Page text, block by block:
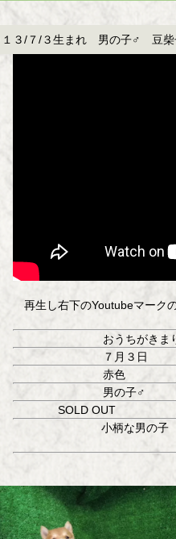
１３/７/３生まれ 男の子♂ 豆
再生し右下のYoutubeマーク
おうちがきまりま
７月３日
赤色
男の子♂
SOLD OUT
小柄な男の子